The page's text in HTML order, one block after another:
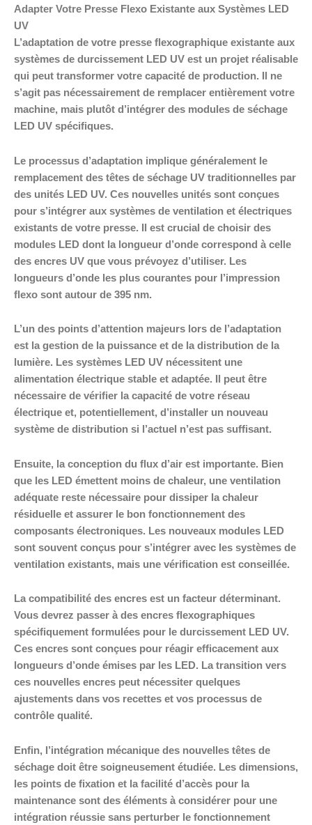
Adapter Votre Presse Flexo Existante aux Systèmes LED
UV
L’adaptation de votre presse flexographique existante aux
systèmes de durcissement LED UV est un projet réalisable
qui peut transformer votre capacité de production. Il ne
s’agit pas nécessairement de remplacer entièrement votre
machine, mais plutôt d’intégrer des modules de séchage
LED UV spécifiques.
Le processus d’adaptation implique généralement le
remplacement des têtes de séchage UV traditionnelles par
des unités LED UV. Ces nouvelles unités sont conçues
pour s’intégrer aux systèmes de ventilation et électriques
existants de votre presse. Il est crucial de choisir des
modules LED dont la longueur d’onde correspond à celle
des encres UV que vous prévoyez d’utiliser. Les
longueurs d’onde les plus courantes pour l’impression
flexo sont autour de 395 nm.
L’un des points d’attention majeurs lors de l’adaptation
est la gestion de la puissance et de la distribution de la
lumière. Les systèmes LED UV nécessitent une
alimentation électrique stable et adaptée. Il peut être
nécessaire de vérifier la capacité de votre réseau
électrique et, potentiellement, d’installer un nouveau
système de distribution si l’actuel n’est pas suffisant.
Ensuite, la conception du flux d’air est importante. Bien
que les LED émettent moins de chaleur, une ventilation
adéquate reste nécessaire pour dissiper la chaleur
résiduelle et assurer le bon fonctionnement des
composants électroniques. Les nouveaux modules LED
sont souvent conçus pour s’intégrer avec les systèmes de
ventilation existants, mais une vérification est conseillée.
La compatibilité des encres est un facteur déterminant.
Vous devrez passer à des encres flexographiques
spécifiquement formulées pour le durcissement LED UV.
Ces encres sont conçues pour réagir efficacement aux
longueurs d’onde émises par les LED. La transition vers
ces nouvelles encres peut nécessiter quelques
ajustements dans vos recettes et vos processus de
contrôle qualité.
Enfin, l’intégration mécanique des nouvelles têtes de
séchage doit être soigneusement étudiée. Les dimensions,
les points de fixation et la facilité d’accès pour la
maintenance sont des éléments à considérer pour une
intégration réussie sans perturber le fonctionnement